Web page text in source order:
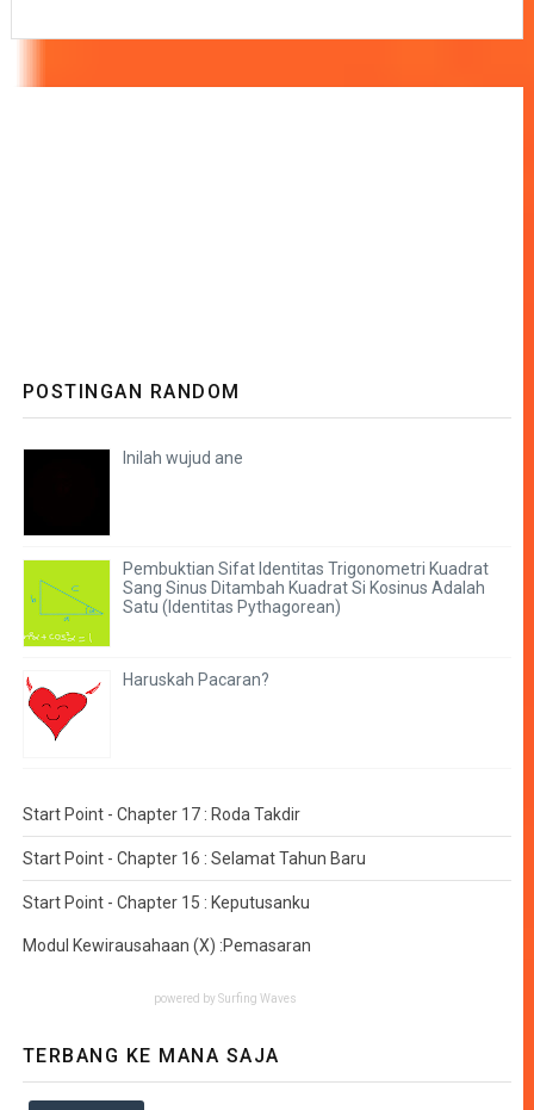
POSTINGAN RANDOM
Inilah wujud ane
Pembuktian Sifat Identitas Trigonometri Kuadrat
Sang Sinus Ditambah Kuadrat Si Kosinus Adalah
Satu (Identitas Pythagorean)
Haruskah Pacaran?
Start Point - Chapter 17 : Roda Takdir
Start Point - Chapter 16 : Selamat Tahun Baru
Start Point - Chapter 15 : Keputusanku
Modul Kewirausahaan (X) :Pemasaran
powered by Surfing Waves
TERBANG KE MANA SAJA